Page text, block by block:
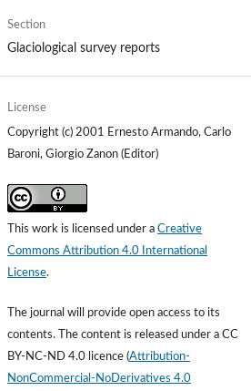
Section
Glaciological survey reports
License
Copyright (c) 2001 Ernesto Armando, Carlo
Baroni, Giorgio Zanon (Editor)
This work is licensed under aCreative
Commons Attribution 4.0 International
License.
The journal will provide open access to its
contents. The content is released under aCC
BY-NC-ND 4.0 licence (Attribution-
NonCommercial-NoDerivatives 4.0